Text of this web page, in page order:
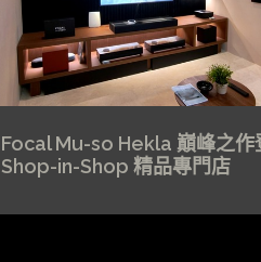
Focal Mu-so Hekla 巔峰之作
Shop-in-Shop 精品專門店